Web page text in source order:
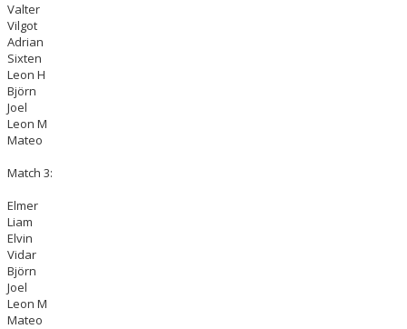
Valter
Vilgot
Adrian
Sixten
Leon H
Björn
Joel
Leon M
Mateo
Match 3:
Elmer
Liam
Elvin
Vidar
Björn
Joel
Leon M
Mateo